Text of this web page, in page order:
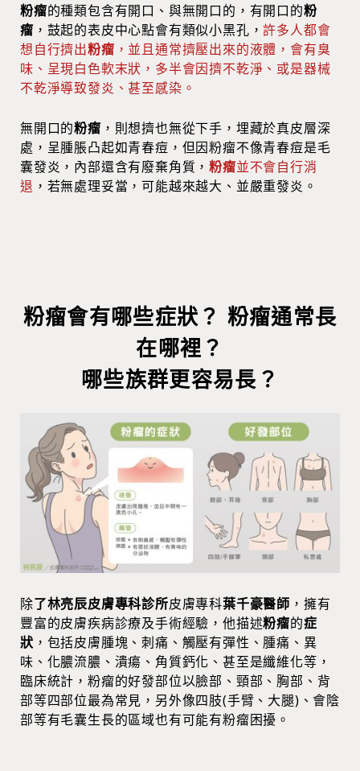
粉瘤的種類包含有開口、與無開口的，有開口的粉
瘤 ，鼓起的表皮中心點會有類似小黑孔，許多人都會
想自行擠出粉瘤 ，並且通常擠壓出來的液體，會有臭
味、呈現白色軟末狀，多半會因擠不乾淨、或是器械
不乾淨導致發炎、甚至感染。
無開口的粉瘤 ，則想擠也無從下手，埋藏於真皮層深
處，呈腫脹凸起如青春痘，但因粉瘤不像青春痘是毛
囊發炎，內部還含有廢棄角質，粉瘤並不會自行消
退 ，若無處理妥當，可能越來越大、並嚴重發炎。
粉瘤會有哪些症狀？ 粉瘤通常長
在哪裡？
哪些族群更容易長？
除了林亮辰皮膚專科診所皮膚專科葉千豪醫師 ，擁有
豐富的皮膚疾病診療及手術經驗，他描述粉瘤的症
狀 ，包括皮膚腫塊、刺痛、觸壓有彈性、腫痛、異
味、化膿流膿、潰瘍、角質鈣化、甚至是纖維化等，
臨床統計，粉瘤的好發部位以臉部、頸部、胸部、背
部等四部位最為常見，另外像四肢(手臂、大腿)、會陰
部等有毛囊生長的區域也有可能有粉瘤困擾。